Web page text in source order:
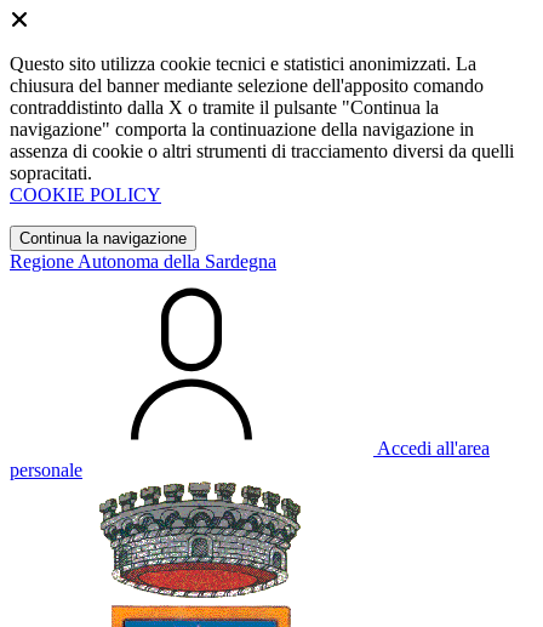
Questo sito utilizza cookie tecnici e statistici anonimizzati. La
chiusura del banner mediante selezione dell'apposito comando
contraddistinto dalla X o tramite il pulsante "Continua la
navigazione" comporta la continuazione della navigazione in
assenza di cookie o altri strumenti di tracciamento diversi da quelli
sopracitati.
COOKIE POLICY
Continua la navigazione
Regione Autonoma della Sardegna
Accedi all'area
personale